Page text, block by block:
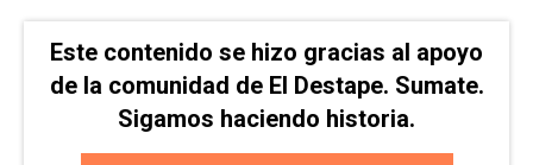
Este contenido se hizo gracias al apoyo
de la comunidad de El Destape. Sumate.
Sigamos haciendo historia.